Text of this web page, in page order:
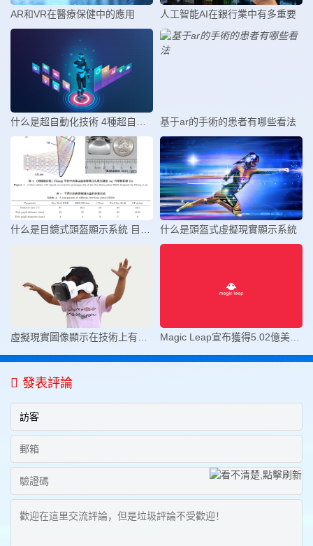
AR和VR在醫療保健中的應用 人工智能AI在銀行業中有多重要
基于ar的手術的患者有哪些看法
什么是頭盔式虛擬現實顯示系統
發表評論